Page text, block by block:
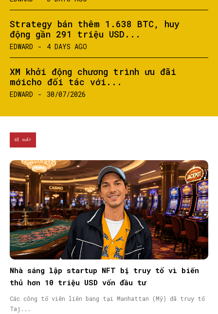
Strategy bán thêm 1.638 BTC, huy
động gần 291 triệu USD...
EDWARD - 4 DAYS AGO
XM khởi động chương trình ưu đãi
mớicho đối tác với...
EDWARD - 30/07/2026
ĐỀ XUẤT
Nhà sáng lập startup NFT bị truy tố vì biển
thủ hơn 10 triệu USD vốn đầu tư
Các công tố viên liên bang tại Manhattan (Mỹ) đã truy tố
Taj...